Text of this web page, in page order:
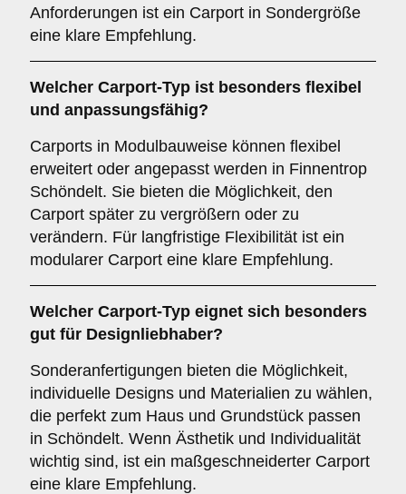
Anforderungen ist ein Carport in Sondergröße
eine klare Empfehlung.
Welcher Carport-Typ ist besonders flexibel
und anpassungsfähig?
Carports in Modulbauweise können flexibel
erweitert oder angepasst werden in Finnentrop
Schöndelt. Sie bieten die Möglichkeit, den
Carport später zu vergrößern oder zu
verändern. Für langfristige Flexibilität ist ein
modularer Carport eine klare Empfehlung.
Welcher Carport-Typ eignet sich besonders
gut für Designliebhaber?
Sonderanfertigungen bieten die Möglichkeit,
individuelle Designs und Materialien zu wählen,
die perfekt zum Haus und Grundstück passen
in Schöndelt. Wenn Ästhetik und Individualität
wichtig sind, ist ein maßgeschneiderter Carport
eine klare Empfehlung.